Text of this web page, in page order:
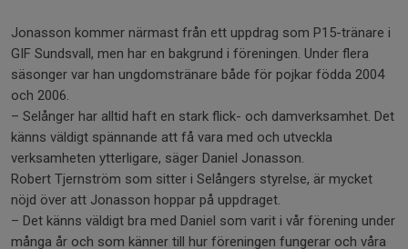
Jonasson kommer närmast från ett uppdrag som P15-tränare i
GIF Sundsvall, men har en bakgrund i föreningen. Under flera
säsonger var han ungdomstränare både för pojkar födda 2004
och 2006.
– Selånger har alltid haft en stark flick- och damverksamhet. Det
känns väldigt spännande att få vara med och utveckla
verksamheten ytterligare, säger Daniel Jonasson.
Robert Tjernström som sitter i Selångers styrelse, är mycket
nöjd över att Jonasson hoppar på uppdraget.
– Det känns väldigt bra med Daniel som varit i vår förening under
många år och som känner till hur föreningen fungerar och våra